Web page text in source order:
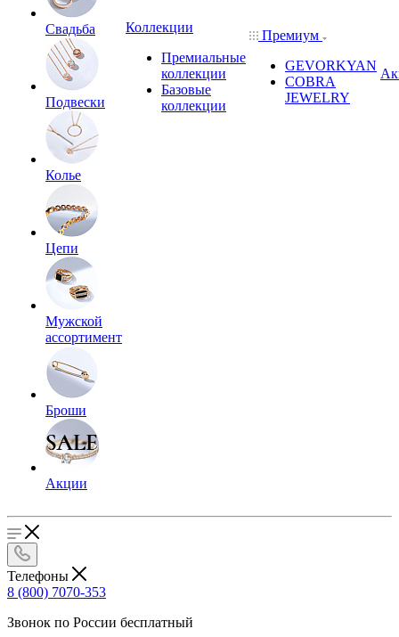
Свадьба
Подвески
Колье
Цепи
Мужской
ассортимент
Броши
Акции
Коллекции
Премиальные
коллекции
Базовые
коллекции
Премиум
GEVORKYAN
COBRA
JEWELRY
Телефоны
8 (800) 7070-353
Звонок по России бесплатный